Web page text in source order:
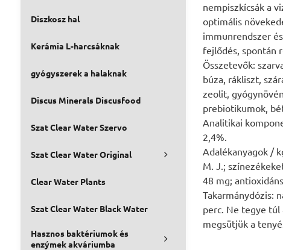
nempiszkícsák a
optimális
immunrendszer
fejlődés, spontán
Összetevők:
búza, rákliszt,
zeolit,
prebiotikumok,
Analitikai
2,4%.
Adalékanyagok /
M. J.;
48 mg;
Takarmánydózis:
perc. Ne tegye túl
megsütjük a
Diszkosz hal
Kerámia L-harcsáknak
gyógyszerek a halaknak
Discus Minerals Discusfood
Szat Clear Water Szervo
Szat Clear Water Original
Clear Water Plants
Szat Clear Water Black Water
Hasznos baktériumok és
enzýmek akváriumba